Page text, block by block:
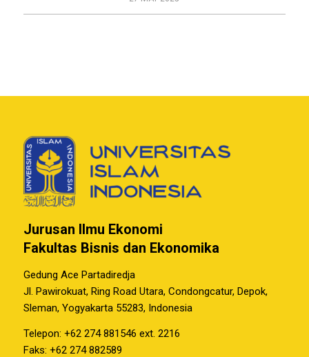
Jurusan Ilmu Ekonomi
Fakultas Bisnis dan Ekonomika
Gedung Ace Partadiredja
Jl. Pawirokuat, Ring Road Utara, Condongcatur, Depok,
Sleman, Yogyakarta 55283, Indonesia
Telepon: +62 274 881546 ext. 2216
Faks: +62 274 882589